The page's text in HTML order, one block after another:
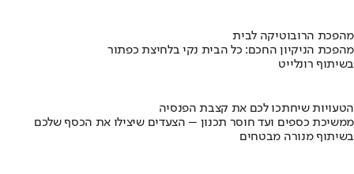
מהפכת הרובוטיקה לבית
מהפכת הניקיון החכם: כל הבית נקי בלחיצת כפתור
בשיתוף רונלייט
הטעויות שיחתכו לכם את קצבת הפנסיה
ממשיכת כספים ועד חוסר תכנון – הצעדים שיצילו את הכסף שלכם
בשיתוף מנורה מבטחים